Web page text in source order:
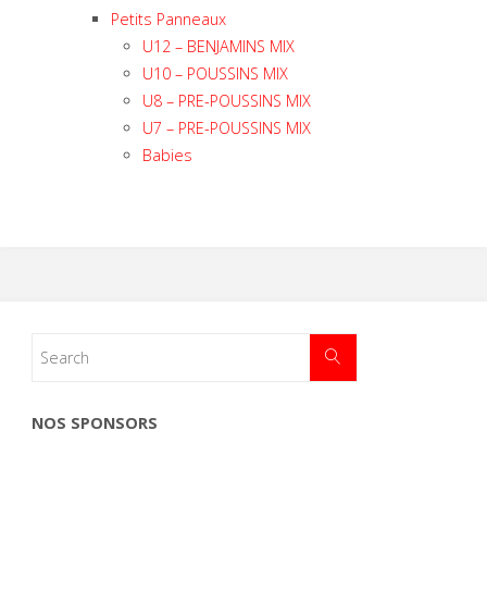
Petits Panneaux
U12 – BENJAMINS MIX
U10 – POUSSINS MIX
U8 – PRE-POUSSINS MIX
U7 – PRE-POUSSINS MIX
Babies
NOS SPONSORS